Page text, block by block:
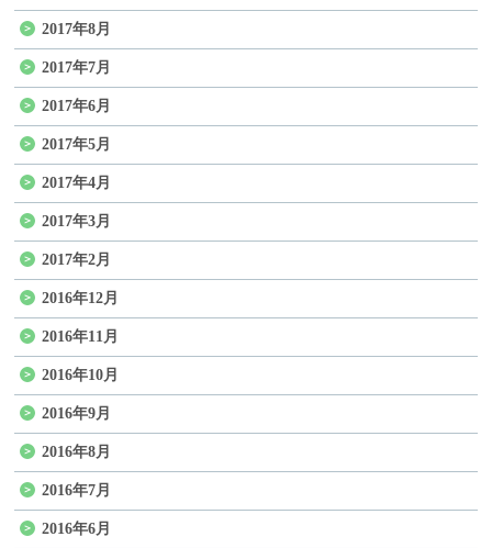
2017年8月
2017年7月
2017年6月
2017年5月
2017年4月
2017年3月
2017年2月
2016年12月
2016年11月
2016年10月
2016年9月
2016年8月
2016年7月
2016年6月